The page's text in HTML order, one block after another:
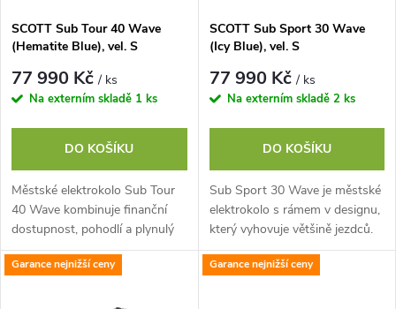
p
r
o
d
u
k
s
p
r
d
u
k
SCOTT Sub Tour 40 Wave
(Hematite Blue), vel. S
77 990 Kč/ ks
Na externím skladě 1 ks
DO KOŠÍKU
Městské elektrokolo Sub Tour
40 Wave kombinuje finanční
dostupnost, pohodlí a plynulý
výkon. Nechte auto doma,
užijte si město na kole.Díky
SCOTT Sub Sport 30 Wave
(Icy Blue), vel. S
77 990 Kč/ ks
Na externím skladě 2 ks
DO KOŠÍKU
Sub Sport 30 Wave je městské
elektrokolo s rámem v designu,
který vyhovuje většině jezdců.
Díky konstrukci s nízkým
nástupem, výkonnému motoru
Garance nejnižší ceny Garance nejnižší ceny